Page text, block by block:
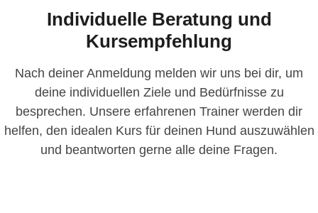
Individuelle Beratung und
Kursempfehlung
Nach deiner Anmeldung melden wir uns bei dir, um
deine individuellen Ziele und Bedürfnisse zu
besprechen. Unsere erfahrenen Trainer werden dir
helfen, den idealen Kurs für deinen Hund auszuwählen
und beantworten gerne alle deine Fragen.